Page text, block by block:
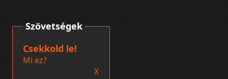
Szövetségek
Csekkold le!
Mi ez?
X